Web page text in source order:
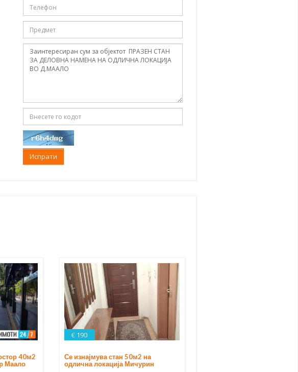
Испрати
40м2
Маало
€ 190
Се изнајмува стан 50м2 на
одлична локација Мичурин